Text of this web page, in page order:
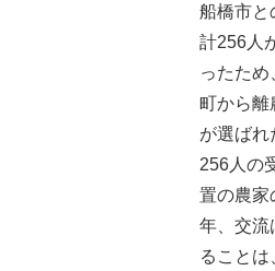
船橋市と
計256人
ったた
町から離
が選ばれ
256人の
置の農家
年、交流
ることは